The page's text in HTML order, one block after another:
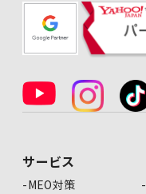
サービス
MEO対策